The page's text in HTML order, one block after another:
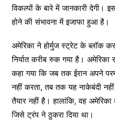
विकल्पों के बारे में जानकारी देगी।
होने की संभावना में इजाफा हुआ है।
अमेरिका ने होर्मुज स्ट्रेट के ब्लॉक
निर्यात करीब रुक गया है। अमेरिका
कहा गया कि जब तक ईरान अपने
नहीं करता, तब तक यह नाकेबंदी
तैयार नहीं है। हालांकि, वह
जिसे ट्रंप ने ठुकरा दिया था।